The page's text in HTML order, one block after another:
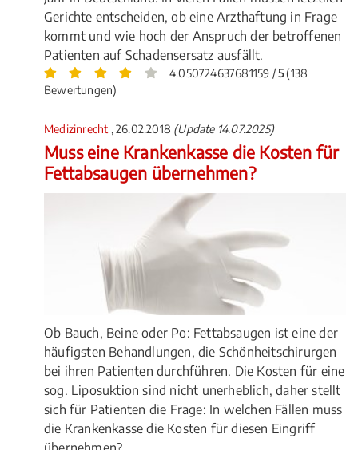
Gerichte entscheiden, ob eine Arzthaftung in Frage
kommt und wie hoch der Anspruch der betroffenen
Patienten auf Schadensersatz ausfällt.
4.050724637681159 /5(138
Bewertungen)
Medizinrecht , 26.02.2018 (Update 14.07.2025)
Muss eine Krankenkasse die Kosten für
Fettabsaugen übernehmen?
Ob Bauch, Beine oder Po: Fettabsaugen ist eine der
häufigsten Behandlungen, die Schönheitschirurgen
bei ihren Patienten durchführen. Die Kosten für eine
sog. Liposuktion sind nicht unerheblich, daher stellt
sich für Patienten die Frage: In welchen Fällen muss
die Krankenkasse die Kosten für diesen Eingriff